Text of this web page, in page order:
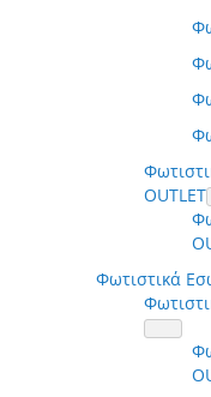
OUTLET
Φωτιστικά